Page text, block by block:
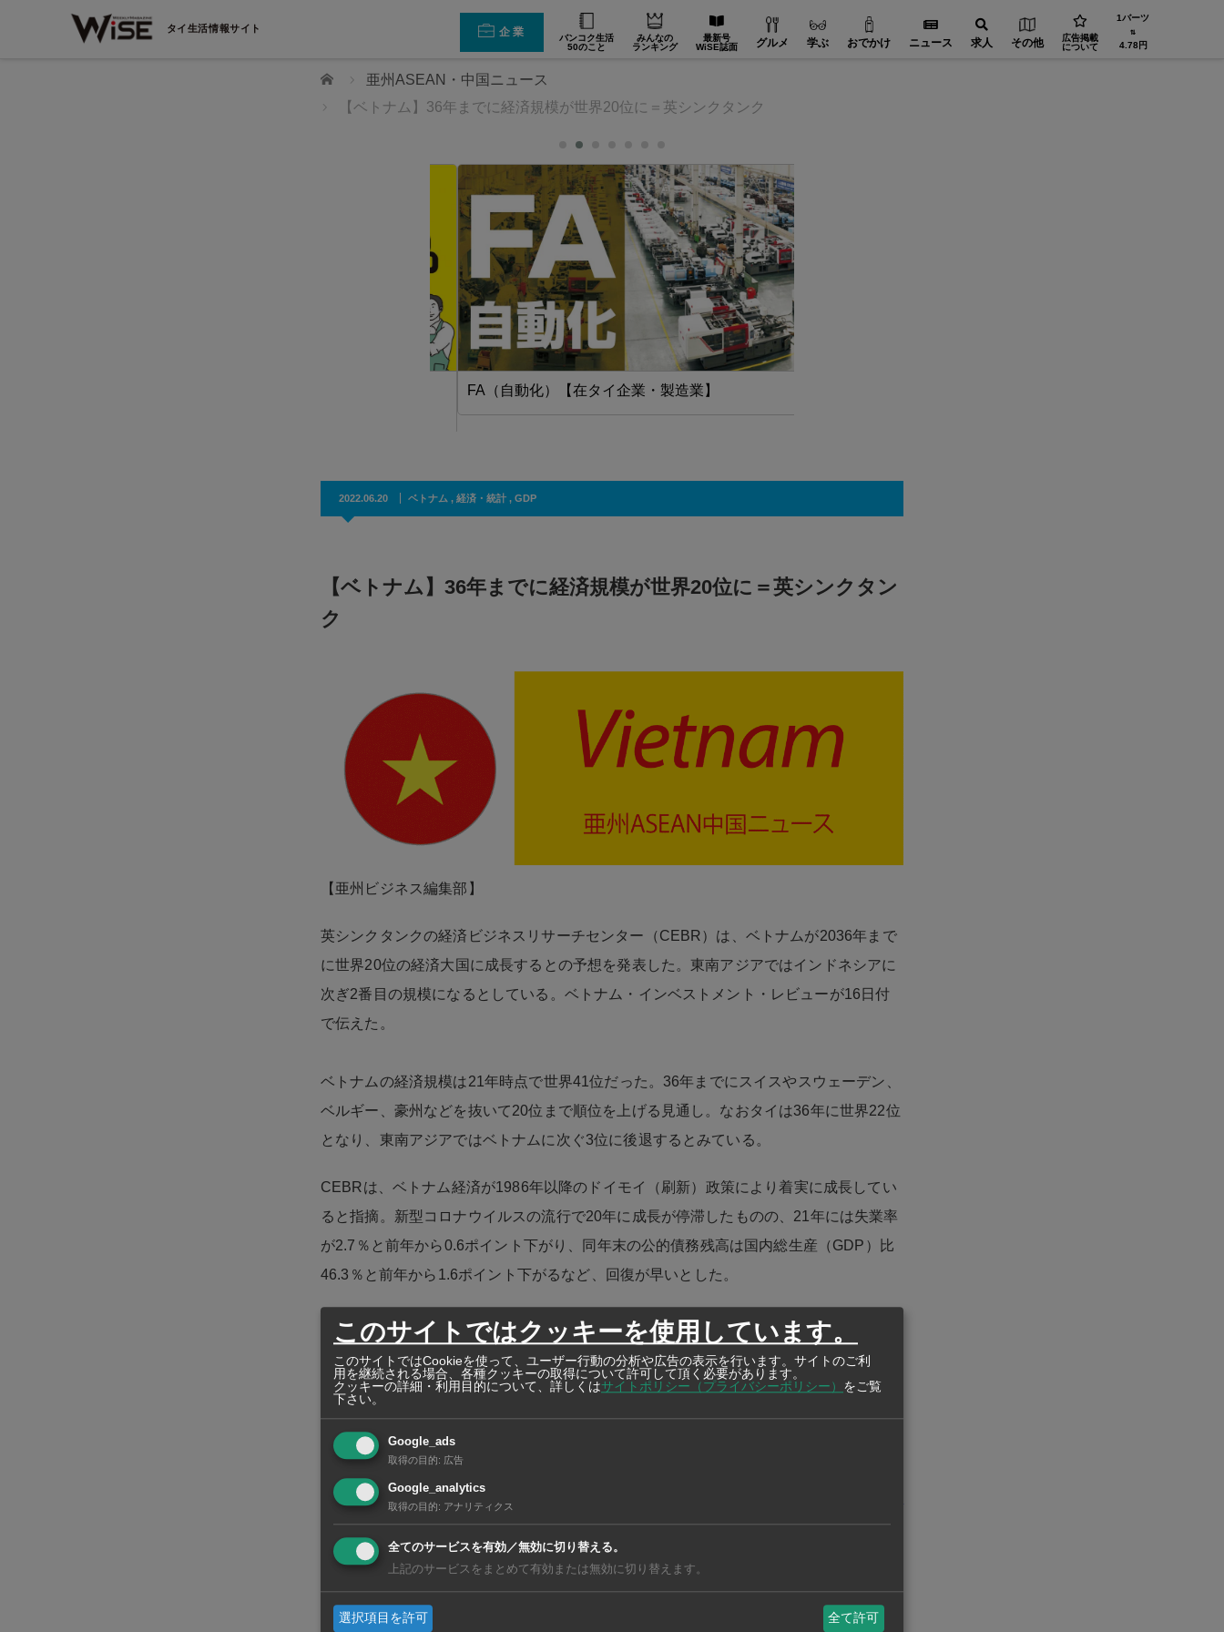
タイ生活情報サイト 企業
バンコク生活
50のこと
みんなの
ランキング
最新号
WiSE誌面
グルメ 学ぶ おでかけ ニュース 求人 その他
広告掲載
について
1バーツ
⇅
4.78円
ホーム
亜州ASEAN・中国ニュース
【ベトナム】36年までに経済規模が世界20位に＝英シンクタンク
FA（自動化）【在タイ企業・製造業】
2022.06.20 ベトナム , 経済・統計 , GDP
【ベトナム】36年までに経済規模が世界20位に＝英シンクタン
ク
【亜州ビジネス編集部】
英シンクタンクの経済ビジネスリサーチセンター（CEBR）は、ベトナムが2036年まで
に世界20位の経済大国に成長するとの予想を発表した。東南アジアではインドネシアに
次ぎ2番目の規模になるとしている。ベトナム・インベストメント・レビューが16日付
で伝えた。
ベトナムの経済規模は21年時点で世界41位だった。36年までにスイスやスウェーデン、
ベルギー、豪州などを抜いて20位まで順位を上げる見通し。なおタイは36年に世界22位
となり、東南アジアではベトナムに次ぐ3位に後退するとみている。
CEBRは、ベトナム経済が1986年以降のドイモイ（刷新）政策により着実に成長してい
ると指摘。新型コロナウイルスの流行で20年に成長が停滞したものの、21年には失業率
が2.7％と前年から0.6ポイント下がり、同年末の公的債務残高は国内総生産（GDP）比
46.3％と前年から1.6ポイント下がるなど、回復が早いとした。
一方、ベトナムが45年までに高所得国入りするには、年平均5.0％以上のGDP成長率が
必要になると指摘。21〜25年の5カ年計画では平均6.5％成長が見込まれているが、その
後高いペースを維持できるかが重要とした。世界貿易の停滞や国内の高齢化、気象変動
などが課題になる見通し。また自動化などで生産性向上を促す政策が必要になるとして
いる。
このサイトではクッキーを使用しています。
このサイトではCookieを使って、ユーザー行動の分析や広告の表示を行います。サイトのご利
用を継続される場合、各種クッキーの取得について許可して頂く必要があります。
クッキーの詳細・利用目的について、詳しくはサイトポリシー（プライバシーポリシー） をご覧
下さい。
Google_ads
取得の目的: 広告
Google_analytics
取得の目的: アナリティクス
全てのサービスを有効／無効に切り替える。
上記のサービスをまとめて有効または無効に切り替えます。
選択項目を許可 全て許可